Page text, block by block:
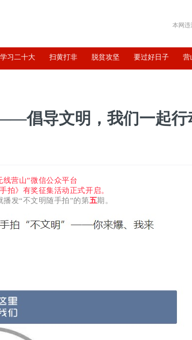
本网违
学习二十大 扫黄打非 脱贫攻坚 要过好日子 营
倡导文明，我们一起行
线营山”微信公众平台
拍》有奖征集活动正式开启。
播发“不文明随手拍”的第五期。